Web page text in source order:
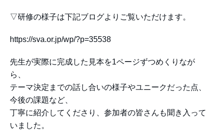
▽研修の様子は下記ブログよりご覧いただけます。
https://sva.or.jp/wp/?p=35538
先生が実際に完成した見本を1ページずつめくりなが
ら、
テーマ決定までの話し合いの様子やユニークだった点、
今後の課題など、
丁寧に紹介してくださり、参加者の皆さんも聞き入って
いました。